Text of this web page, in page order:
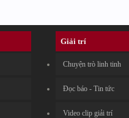
Giải trí
Chuyện trò linh tinh
Đọc báo - Tin tức
Video clip giải trí